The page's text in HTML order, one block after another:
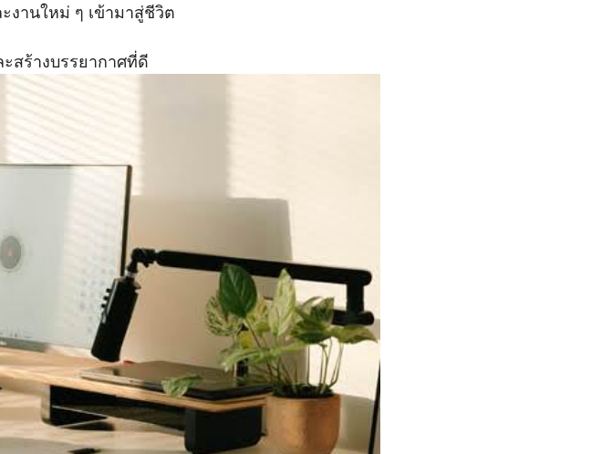
งานใหม่ ๆ เข้ามาสู่ชีวิต
สร้างบรรยากาศที่ดี